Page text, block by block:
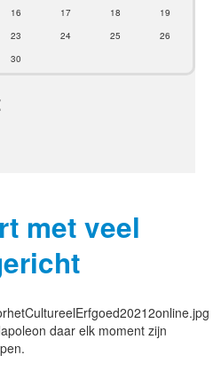
16 17 18
19
23 24 25
26
30
met veel
daar elk moment zijn